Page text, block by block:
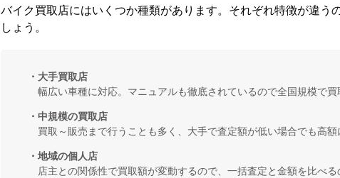
バイク買取店にはいくつか種類があります。それぞれ特徴が違う
しょう。
・大手買取店
幅広い車種に対応。マニュアルも徹底されているので全国規模で買
・中規模の買取店
買取～販売まで行うことも多く、大手で査定額が低い場合でも高額
・地域の個人店
店主との関係性で買取額が変動するので、一括査定と金額を比べる